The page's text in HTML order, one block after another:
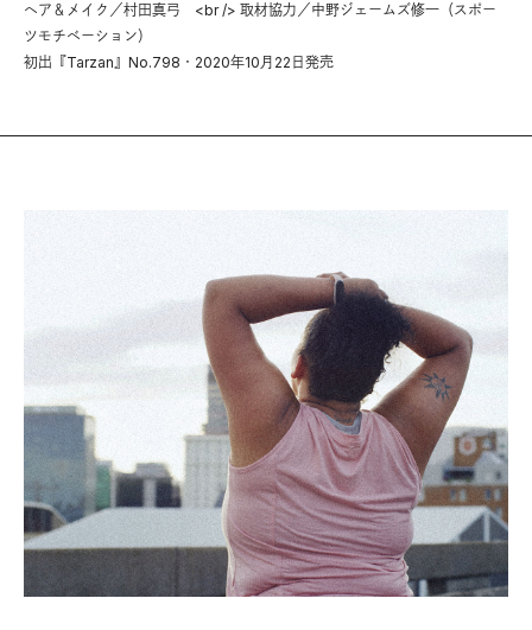
ヘア＆メイク／村田真弓 <br /> 取材協力／中野ジェームズ修一（スポー
ツモチベーション）
初出『Tarzan』No.798・2020年10月22日発売